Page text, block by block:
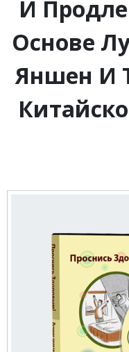
И
Основе
Яншен И